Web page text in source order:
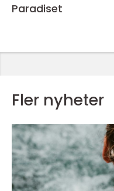
Paradiset
Fler nyheter